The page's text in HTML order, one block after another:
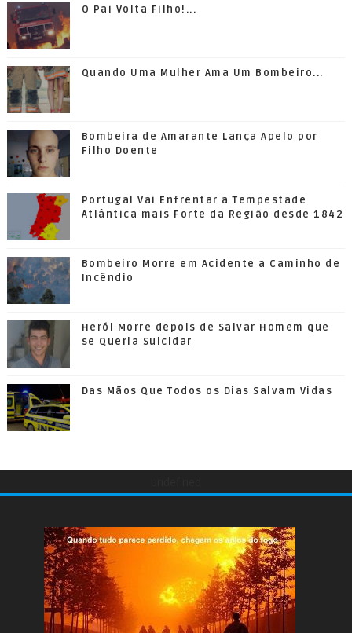
O Pai Volta Filho!...
Quando Uma Mulher Ama Um Bombeiro...
Bombeira de Amarante Lança Apelo por
Filho Doente
Portugal Vai Enfrentar a Tempestade
Atlântica mais Forte da Região desde 1842
Bombeiro Morre em Acidente a Caminho de
Incêndio
Herói Morre depois de Salvar Homem que
se Queria Suicidar
Das Mãos Que Todos os Dias Salvam Vidas